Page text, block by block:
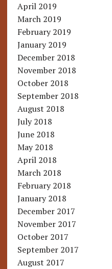
April 2019
March 2019
February 2019
January 2019
December 2018
November 2018
October 2018
September 2018
August 2018
July 2018
June 2018
May 2018
April 2018
March 2018
February 2018
January 2018
December 2017
November 2017
October 2017
September 2017
August 2017